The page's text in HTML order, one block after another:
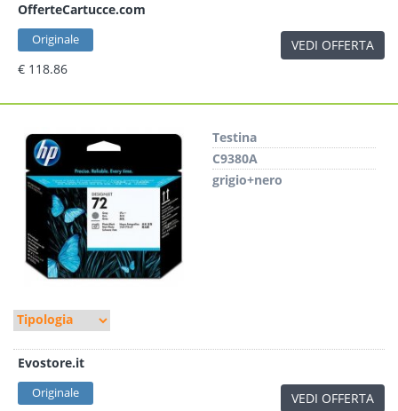
OfferteCartucce.com
Originale
€ 118.86
VEDI OFFERTA
Testina
C9380A
grigio+nero
Evostore.it
Originale VEDI OFFERTA